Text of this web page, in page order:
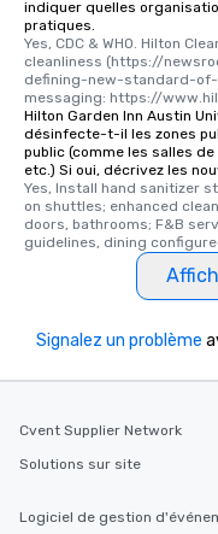
indiquer quelles
pratiques.
Yes, CDC & WHO. Hilton
cleanliness (https://
defining-new-standard-of-
messaging: https://
Hilton Garden Inn Austin
désinfecte-t-il les zones
public (comme les salles
etc.) Si oui, décrivez les
Yes, Install hand sanitizer
on shuttles; enhanced
doors, bathrooms; F&B
guidelines, dining
Signalez un problème
Cvent Supplier Network
Solutions sur site
Logiciel de gestion